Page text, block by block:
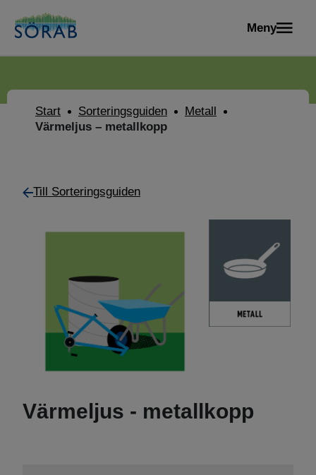
Meny
Start Sorteringsguiden
Metall
Värmeljus – metallkopp
Till Sorteringsguiden
Värmeljus - metallkopp